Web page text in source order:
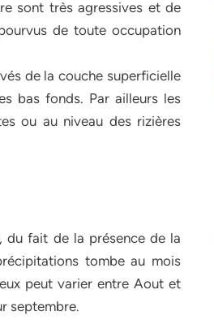
sont très agressives et de
de toute occupation
de la couche superficielle
bas fonds. Par ailleurs les
ou au niveau des rizières
du fait de la présence de la
tombe au mois
peut varier entre Aout et
septembre.